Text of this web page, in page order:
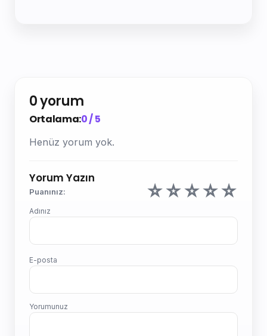
0 yorum
Ortalama:0 / 5
Henüz yorum yok.
Yorum Yazın
Puanınız: ☆☆☆☆☆
Adınız
E-posta
Yorumunuz